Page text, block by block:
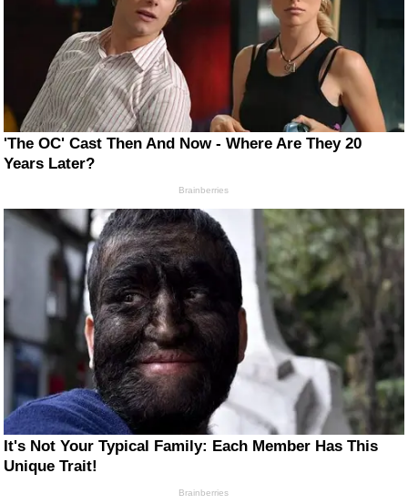
'The OC' Cast Then And Now - Where Are They 20
Years Later?
Brainberries
It's Not Your Typical Family: Each Member Has This
Unique Trait!
Brainberries